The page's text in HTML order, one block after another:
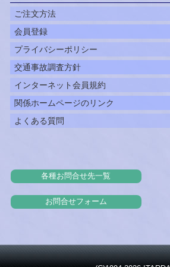
ご注文方法
会員登録
プライバシーポリシー
交通事故調査方針
インターネット会員規約
関係ホームページのリンク
よくある質問
各種お問合せ先一覧
お問合せフォーム